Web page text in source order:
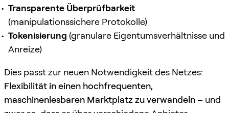
Transparente Überprüfbarkeit
(manipulationssichere Protokolle)
Tokenisierung (granulare Eigentumsverhältnisse und
Anreize)
Dies passt zur neuen Notwendigkeit des Netzes:
Flexibilität in einen hochfrequenten,
maschinenlesbaren Marktplatz zu verwandeln– und